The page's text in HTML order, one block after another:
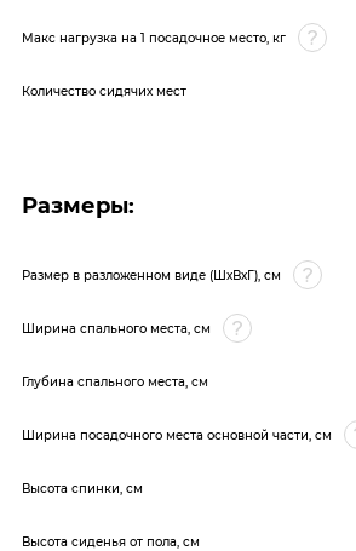
Макс нагрузка на 1 посадочное место, кг
Количество сидячих мест
Размеры:
Размер в разложенном виде (ШхВхГ), см
Ширина спального места, см
Глубина спального места, см
Ширина посадочного места основной части, см
Высота спинки, см
Высота сиденья от пола, см